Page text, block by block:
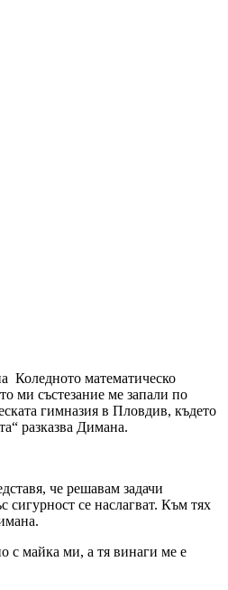
Коледното математическо
ми състезание ме запали по
гимназия в Пловдив, където
разказва Димана.
че решавам задачи
сигурност се наслагват. Към тях
с майка ми, а тя винаги ме е